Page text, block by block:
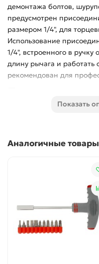
демонтажа болтов,
предусмотрен
размером 1/4", для
Использование
1/4", встроенного в ручку
длину рычага и
рекомендован для
крепежом одной
Защита от
хромирован для
Комфортная
рукоятка
антискользящую
Удобное хранение
упакован в
Показать
Аналогичные товары